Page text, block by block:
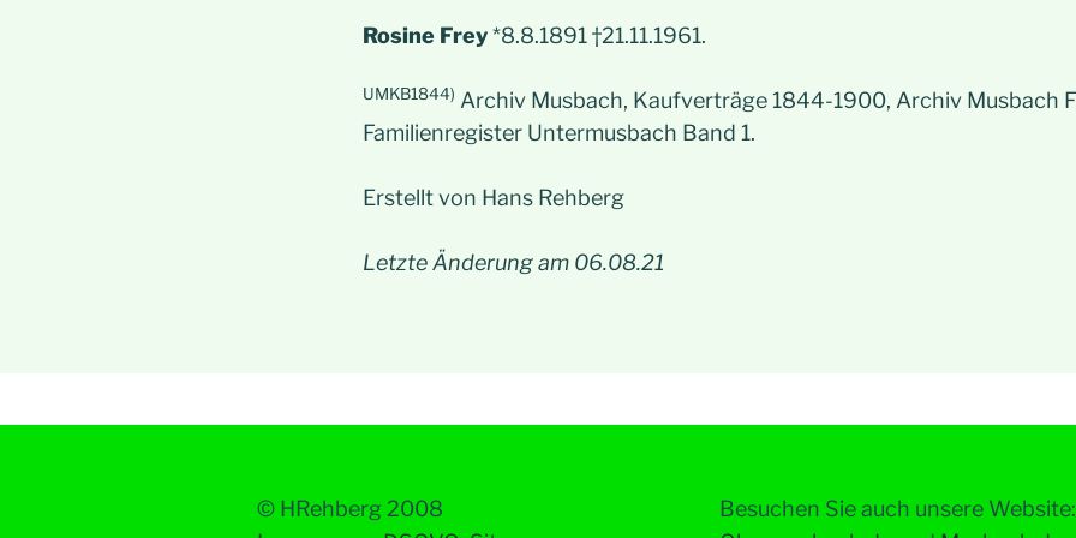
Rosine Frey*8.8.1891 †21.11.1961.
UMKB1844) Archiv Musbach, Kaufverträge 1844-1900, Archiv Musbach
Familienregister Untermusbach Band 1.
Erstellt von Hans Rehberg
Letzte Änderung am 06.08.21
© HRehberg 2008
Besuchen Sie auch unsere Website: